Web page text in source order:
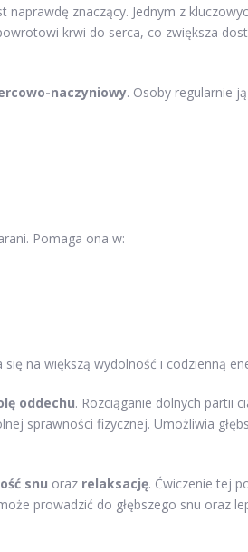
naprawdę znaczący. Jednym z
krwi do serca, co zwiększa
naczyniowy. Osoby regularnie
Pomaga ona w:
na większą wydolność i codzienną
oddechu. Rozciąganie dolnych partii
sprawności fizycznej. Umożliwia
snu oraz relaksację. Ćwiczenie tej
prowadzić do głębszego snu oraz